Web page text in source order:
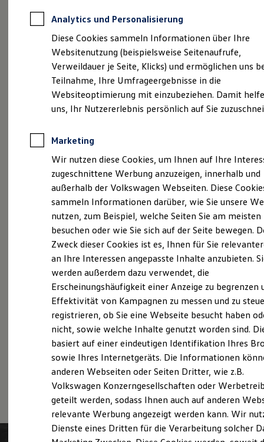
Autokredit mit Schlussrate
Versicherungen und Garantien
Kfz-Versicherung
Restschuldversicherungen
Garantien
Wartungsverträge
Geschäftskunden
Professional Class bei Volkswagen
Großkunden
Behörden
Anpfiff zum Gewinn
Elektroautos
ID. Tutorials
Elektrofahrzeugkonzepte
Reichweite
Reichweite der ID. Modelle
Reichweite im Winter
Laden
Laden unterwegs
Laden Zuhause
Ladezeitensimulator
Batterie
Sicherheit
Garantie und Lebensdauer
Nachhaltigkeit
Technologie
Kosten und Kauf
Verbrauchskosten
Kaufoptionen
E-Auto-Förderung
Software und Konnektivität
Die ID. Software 6
ID. Software Versionen und Updates
Digitale Extras
Schnittstellen zu Ihrem ID.
Impressum & Rechtliches
Probefahrt vereinbaren
Fahrzeugangebot anfordern
Servicetermin buchen
Serviceanfrage stellen
Analytics und Personalisierung
Diese Cookies sammeln Informationen über Ihre
Websitenutzung (beispielsweise Seitenaufrufe,
Verweildauer je Seite, Klicks) und ermöglichen uns
Teilnahme, Ihre Umfrageergebnisse in die
Websiteoptimierung mit einzubeziehen. Damit
uns, Ihr Nutzererlebnis persönlich auf Sie
Marketing
Wir nutzen diese Cookies, um Ihnen auf Ihre
zugeschnittene Werbung anzuzeigen, innerhalb und
außerhalb der Volkswagen Webseiten. Diese
sammeln Informationen darüber, wie Sie unsere
nutzen, zum Beispiel, welche Seiten Sie am meisten
besuchen oder wie Sie sich auf der Seite bewegen.
Zweck dieser Cookies ist es, Ihnen für Sie
an Ihre Interessen angepasste Inhalte anzubieten.
werden außerdem dazu verwendet, die
Erscheinungshäufigkeit einer Anzeige zu begrenzen
Effektivität von Kampagnen zu messen und zu
registrieren, ob Sie eine Webseite besucht haben
nicht, sowie welche Inhalte genutzt worden sind.
basiert auf einer eindeutigen Identifikation Ihres
sowie Ihres Internetgeräts. Die Informationen
anderen Webseiten oder Seiten Dritter, wie z.B.
Volkswagen Konzerngesellschaften oder
geteilt werden, sodass Ihnen auch auf anderen
relevante Werbung angezeigt werden kann. Wir
Dienste eines Dritten für die Verarbeitung solcher